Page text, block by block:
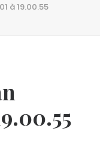
à 19.00.55